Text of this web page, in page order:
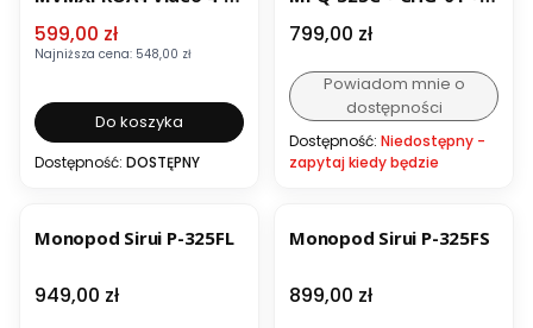
Cena promocyjna
599,00 zł
Najniższa cena: 548,00 zł
Do koszyka
Dostępność: DOSTĘPNY
Cena
799,00 zł
Powiadom mnie o
dostępności
Dostępność: Niedostępny -
zapytaj kiedy będzie
Monopod Sirui P-325FL
Cena
949,00 zł
Monopod Sirui P-325FS
Cena
899,00 zł